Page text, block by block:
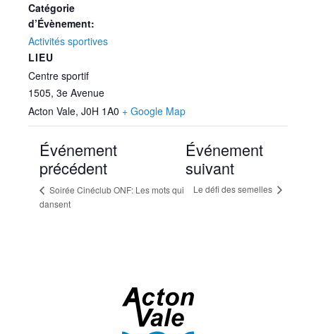
Catégorie
d’Évènement:
Activités sportives
LIEU
Centre sportif
1505, 3e Avenue
Acton Vale, J0H 1A0 + Google Map
Événement
précédent
Soirée Cinéclub ONF: Les mots qui
dansent
Événement
suivant
Le défi des semelles